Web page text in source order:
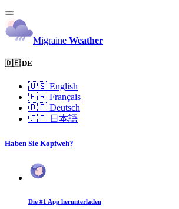
Migraine Weather
🇩🇪 DE
🇺🇸 English
🇫🇷 Français
🇩🇪 Deutsch
🇯🇵 日本語
Haben Sie Kopfweh?
Die #1 App herunterladen